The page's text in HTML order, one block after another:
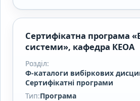
Сертифікатна програма
системи», кафедра КЕОА
Розділ:
Ф-каталоги вибіркових
Сертифікатні програми
Тип:Програма